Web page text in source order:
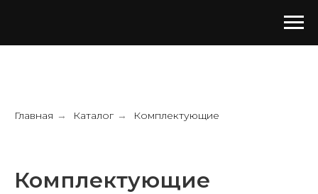
Главная → Каталог → Комплектующие
Комплектующие